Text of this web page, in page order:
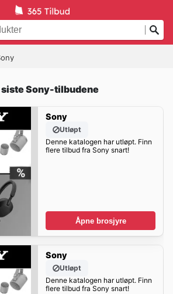
siste Sony-tilbudene
Sony
Utløpt
Denne katalogen har utløpt. Finn
flere tilbud fra Sony snart!
Åpne brosjyre
Sony
Utløpt
Denne katalogen har utløpt. Finn
flere tilbud fra Sony snart!